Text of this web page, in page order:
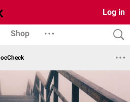
Log in
Shop